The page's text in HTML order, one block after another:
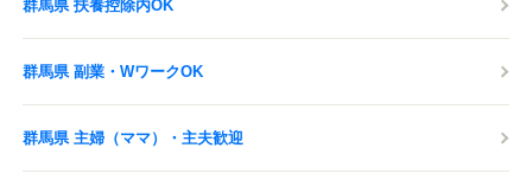
群馬県 扶養控除内OK
群馬県 副業・WワークOK
群馬県 主婦（ママ）・主夫歓迎